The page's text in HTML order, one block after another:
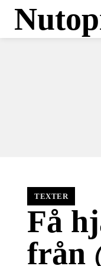
TEXTER
Få
från